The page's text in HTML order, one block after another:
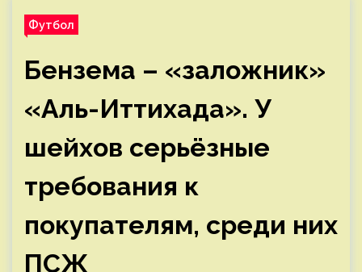
Футбол
Бензема – «заложник»
«Аль-Иттихада». У
шейхов серьёзные
требования к
покупателям, среди них
ПСЖ